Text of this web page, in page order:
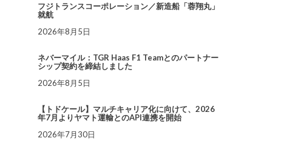
フジトランスコーポレーション／新造船「蓉翔丸」
就航
2026年8月5日
ネバーマイル：TGR Haas F1 Teamとのパートナー
シップ契約を締結しました
2026年8月5日
【トドケール】マルチキャリア化に向けて、2026
年7月よりヤマト運輸とのAPI連携を開始
2026年7月30日